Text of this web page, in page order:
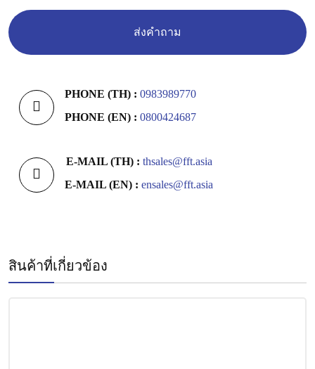
PHONE (TH) : 0983989770
PHONE (EN) : 0800424687
E-MAIL (TH) : thsales@fft.asia
E-MAIL (EN) : ensales@fft.asia
สินค้าที่เกี่ยวข้อง